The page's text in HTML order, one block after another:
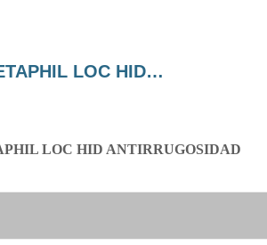
LOC HID…
LOC HID ANTIRRUGOSIDAD